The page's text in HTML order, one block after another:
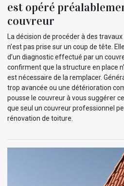
est opéré
couvreur
La décision de procéder à des
n’est pas prise sur un coup de tête.
d’un diagnostic effectué par un
confirment que la structure en place
est nécessaire de la remplacer.
trop avancée ou une détérioration
pousse le couvreur à vous suggérer
que seul un couvreur professionnel
rénovation de toiture.